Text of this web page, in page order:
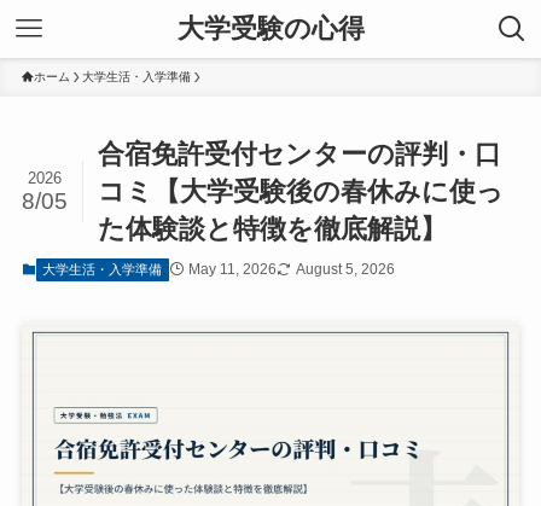
大学受験の心得
ホーム 大学生活・入学準備
合宿免許受付センターの評判・口
コミ【大学受験後の春休みに使っ
た体験談と特徴を徹底解説】
2026
8/05
大学生活・入学準備 May 11, 2026 August 5, 2026